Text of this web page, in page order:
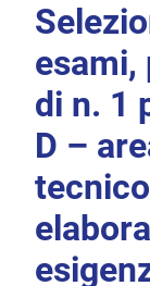
esami,
di n. 1
D –